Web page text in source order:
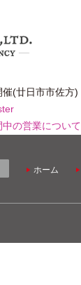
(廿日市市佐方)
中の営業について
ホーム